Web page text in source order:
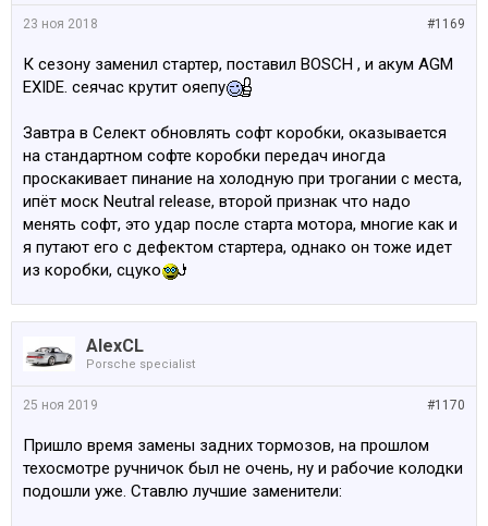
#1169
23 ноя 2018
К сезону заменил стартер, поставил BOSCH , и акум AGM
EXIDE. сеячас крутит ояепу
Завтра в Селект обновлять софт коробки, оказывается
на стандартном софте коробки передач иногда
проскакивает пинание на холодную при трогании с места,
ипёт моск Neutral release, второй признак что надо
менять софт, это удар после старта мотора, многие как и
я путают его с дефектом стартера, однако он тоже идет
из коробки, сцуко
AlexCL
Porsche specialist
#1170
25 ноя 2019
Пришло время замены задних тормозов, на прошлом
техосмотре ручничок был не очень, ну и рабочие колодки
подошли уже. Ставлю лучшие заменители: